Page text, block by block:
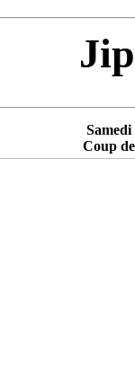
Samedi
Coup